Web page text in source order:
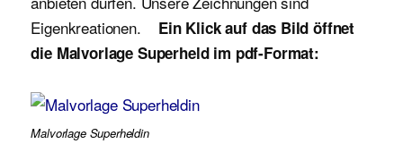
Eigenkreationen. Ein Klick auf das Bild öffnet
die Malvorlage Superheld im pdf-Format:
Malvorlage Superheldin